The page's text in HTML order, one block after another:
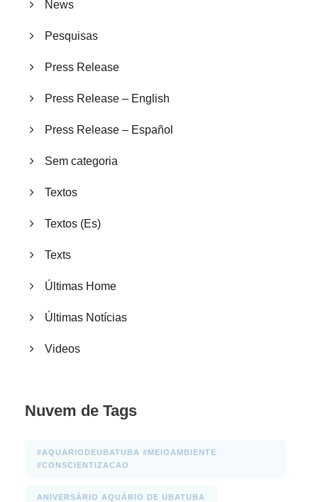
News
Pesquisas
Press Release
Press Release – English
Press Release – Español
Sem categoria
Textos
Textos (Es)
Texts
Últimas Home
Últimas Notícias
Videos
Nuvem de Tags
#AQUARIODEUBATUBA #MEIOAMBIENTE
#CONSCIENTIZACAO
ANIVERSÁRIO AQUÁRIO DE UBATUBA